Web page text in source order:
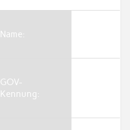
Name:
GOV-
Kennung: